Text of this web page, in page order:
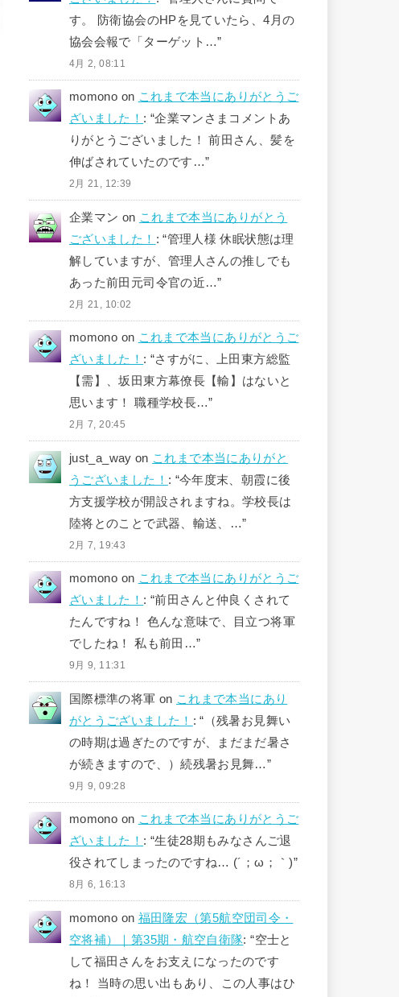
す。 防衛協会のHPを見ていたら、4月の
協会会報で「ターゲット…”
4月 2, 08:11
momono on これまで本当にありがとうご
ざいました！ : “企業マンさまコメントあ
りがとうございました！ 前田さん、髪を
伸ばされていたのです…”
2月 21, 12:39
企業マン on これまで本当にありがとう
ございました！ : “管理人様 休眠状態は理
解していますが、管理人さんの推しでも
あった前田元司令官の近…”
2月 21, 10:02
momono on これまで本当にありがとうご
ざいました！ : “さすがに、上田東方総監
【需】、坂田東方幕僚長【輸】はないと
思います！ 職種学校長…”
2月 7, 20:45
just_a_way on これまで本当にありがと
うございました！ : “今年度末、朝霞に後
方支援学校が開設されますね。学校長は
陸将とのことで武器、輸送、…”
2月 7, 19:43
momono on これまで本当にありがとうご
ざいました！ : “前田さんと仲良くされて
たんですね！ 色んな意味で、目立つ将軍
でしたね！ 私も前田…”
9月 9, 11:31
国際標準の将軍 on これまで本当にあり
がとうございました！ : “ （残暑お見舞い
の時期は過ぎたのですが、まだまだ暑さ
が続きますので、）続残暑お見舞…”
9月 9, 09:28
momono on これまで本当にありがとうご
ざいました！ : “生徒28期もみなさんご退
役されてしまったのですね… (´；ω；｀)”
8月 6, 16:13
momono on 福田隆宏（第5航空団司令・
空将補）｜第35期・航空自衛隊: “空士と
して福田さんをお支えになったのです
ね！ 当時の思い出もあり、この人事はひ